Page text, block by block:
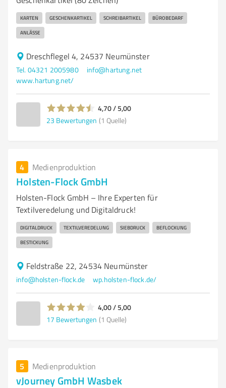
KARTEN GESCHENKARTIKEL SCHREIBARTIKEL BÜROBEDARF
ANLÄSSE
Dreschflegel 4, 24537 Neumünster
Tel. 04321 2005980
info@hartung.net
www.hartung.net/
4,70 / 5,00
23 Bewertungen (1 Quelle)
4 Medienproduktion
Holsten-Flock GmbH
Holsten-Flock GmbH – Ihre Experten für
Textilveredelung und Digitaldruck!
DIGITALDRUCK TEXTILVEREDELUNG SIEBDRUCK BEFLOCKUNG
BESTICKUNG
Feldstraße 22, 24534 Neumünster
info@holsten-flock.de wp.holsten-flock.de/
4,00 / 5,00
17 Bewertungen (1 Quelle)
5 Medienproduktion
vJourney GmbH Wasbek